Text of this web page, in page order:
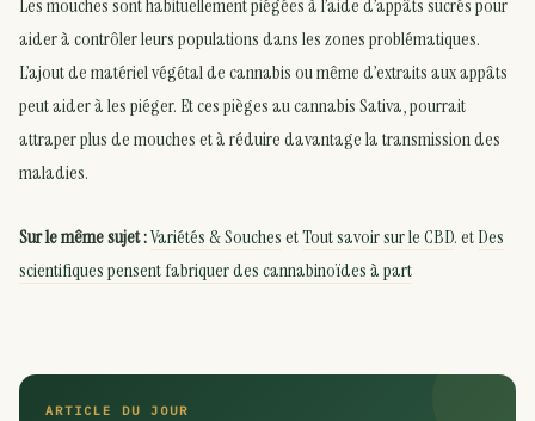
Les mouches sont habituellement piégées à l’aide d’appâts sucrés pour
aider à contrôler leurs populations dans les zones problématiques.
L’ajout de matériel végétal de cannabis ou même d’extraits aux appâts
peut aider à les piéger. Et ces pièges au cannabis Sativa, pourrait
attraper plus de mouches et à réduire davantage la transmission des
maladies.
Sur le même sujet :Variétés & SouchesetTout savoir sur le CBD. etDes
scientifiques pensent fabriquer des cannabinoïdes à part
ARTICLE DU JOUR